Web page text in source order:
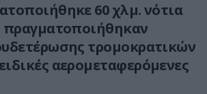
60 χλμ. νότια
πραγματοποιήθηκαν
τρομοκρατικών
αερομεταφερόμενες